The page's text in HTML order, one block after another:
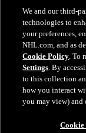
Zamboni & Co., Inc.
droits réservés. Toute
tierce partie sont la
réservés.
Fermer
We and our third-
technologies to
your preferences,
NHL.com, and as
Cookie Policy. To
Settings. By
to this collection
how you interact
you may view)
Cookie